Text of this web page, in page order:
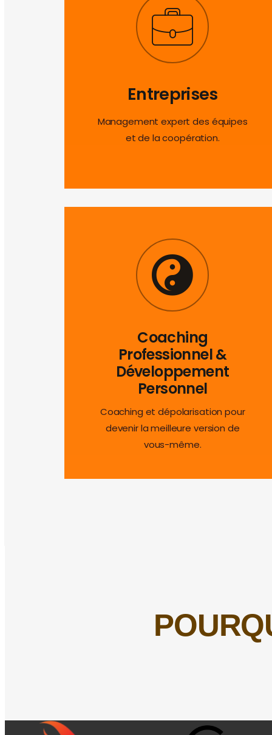
Entreprises
Management expert des équipes
et de la coopération.
Coaching
Professionnel &
Développement
Personnel
Coaching et dépolarisation pour
devenir la meilleure version de
vous-même.